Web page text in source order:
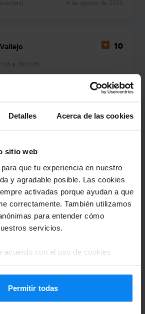
Detalles Acerca de las cookies
sitio web
que tu experiencia en nuestro
y agradable posible. Las cookies
activadas porque ayudan a que
correctamente. También utilizamos
para entender cómo
servicios.
acuerdo con el uso de cookies
momento. Para conocer todos
nuestra Política de privacidad
Permitir todas
4 de agosto de 2026
10
26 a 28/7/26
Grima 10
26 a 31/7/26